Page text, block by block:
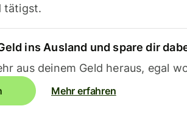
tätigst.
ins Ausland und spare dir
aus deinem Geld heraus, egal
Mehr erfahren